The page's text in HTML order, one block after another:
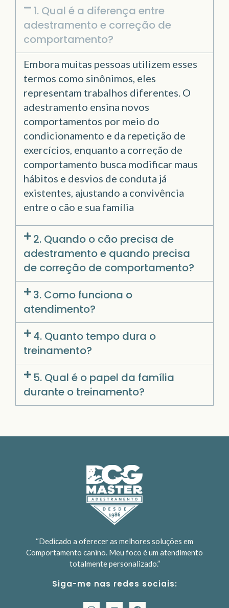
1. Qual é a diferença entre
adestramento e correção de
comportamento?
Embora muitas pessoas utilizem esses
termos como sinônimos, eles
representam trabalhos diferentes. O
adestramento ensina novos
comportamentos por meio do
condicionamento e da repetição de
exercícios, enquanto a correção de
comportamento busca modificar maus
hábitos e desvios de conduta já
existentes, ajustando a convivência
entre o cão e sua família
2. Quando o cão precisa de
adestramento e quando precisa
de correção de comportamento?
3. Como funciona o
atendimento?
4. Quanto tempo dura o
treinamento?
5. Qual é o papel da família
durante o treinamento?
“Dedicado a oferecer as melhores soluções em
Comportamento canino. Meu foco é um atendimento
totalmente personalizado.”
Siga-me nas redes sociais: